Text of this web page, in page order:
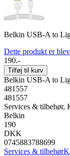
Belkin USB-A to
Dette produkt er
190.-
Tilføj til kurv
Belkin USB-A to
481557
481557
Services & tilbehør,
Belkin
190
DKK
0745883788699
Services & tilbehør